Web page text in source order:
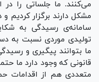
می‌کنند. ما جلساتی را در
مشکل دارند برگزار کردیم
سامانه‌ی رسیدگی به
تولیدی موردی نسبت به
ما بتوانند پیگیری و
قانونی که وجود دارد ما
متعددی هم از اقدامات